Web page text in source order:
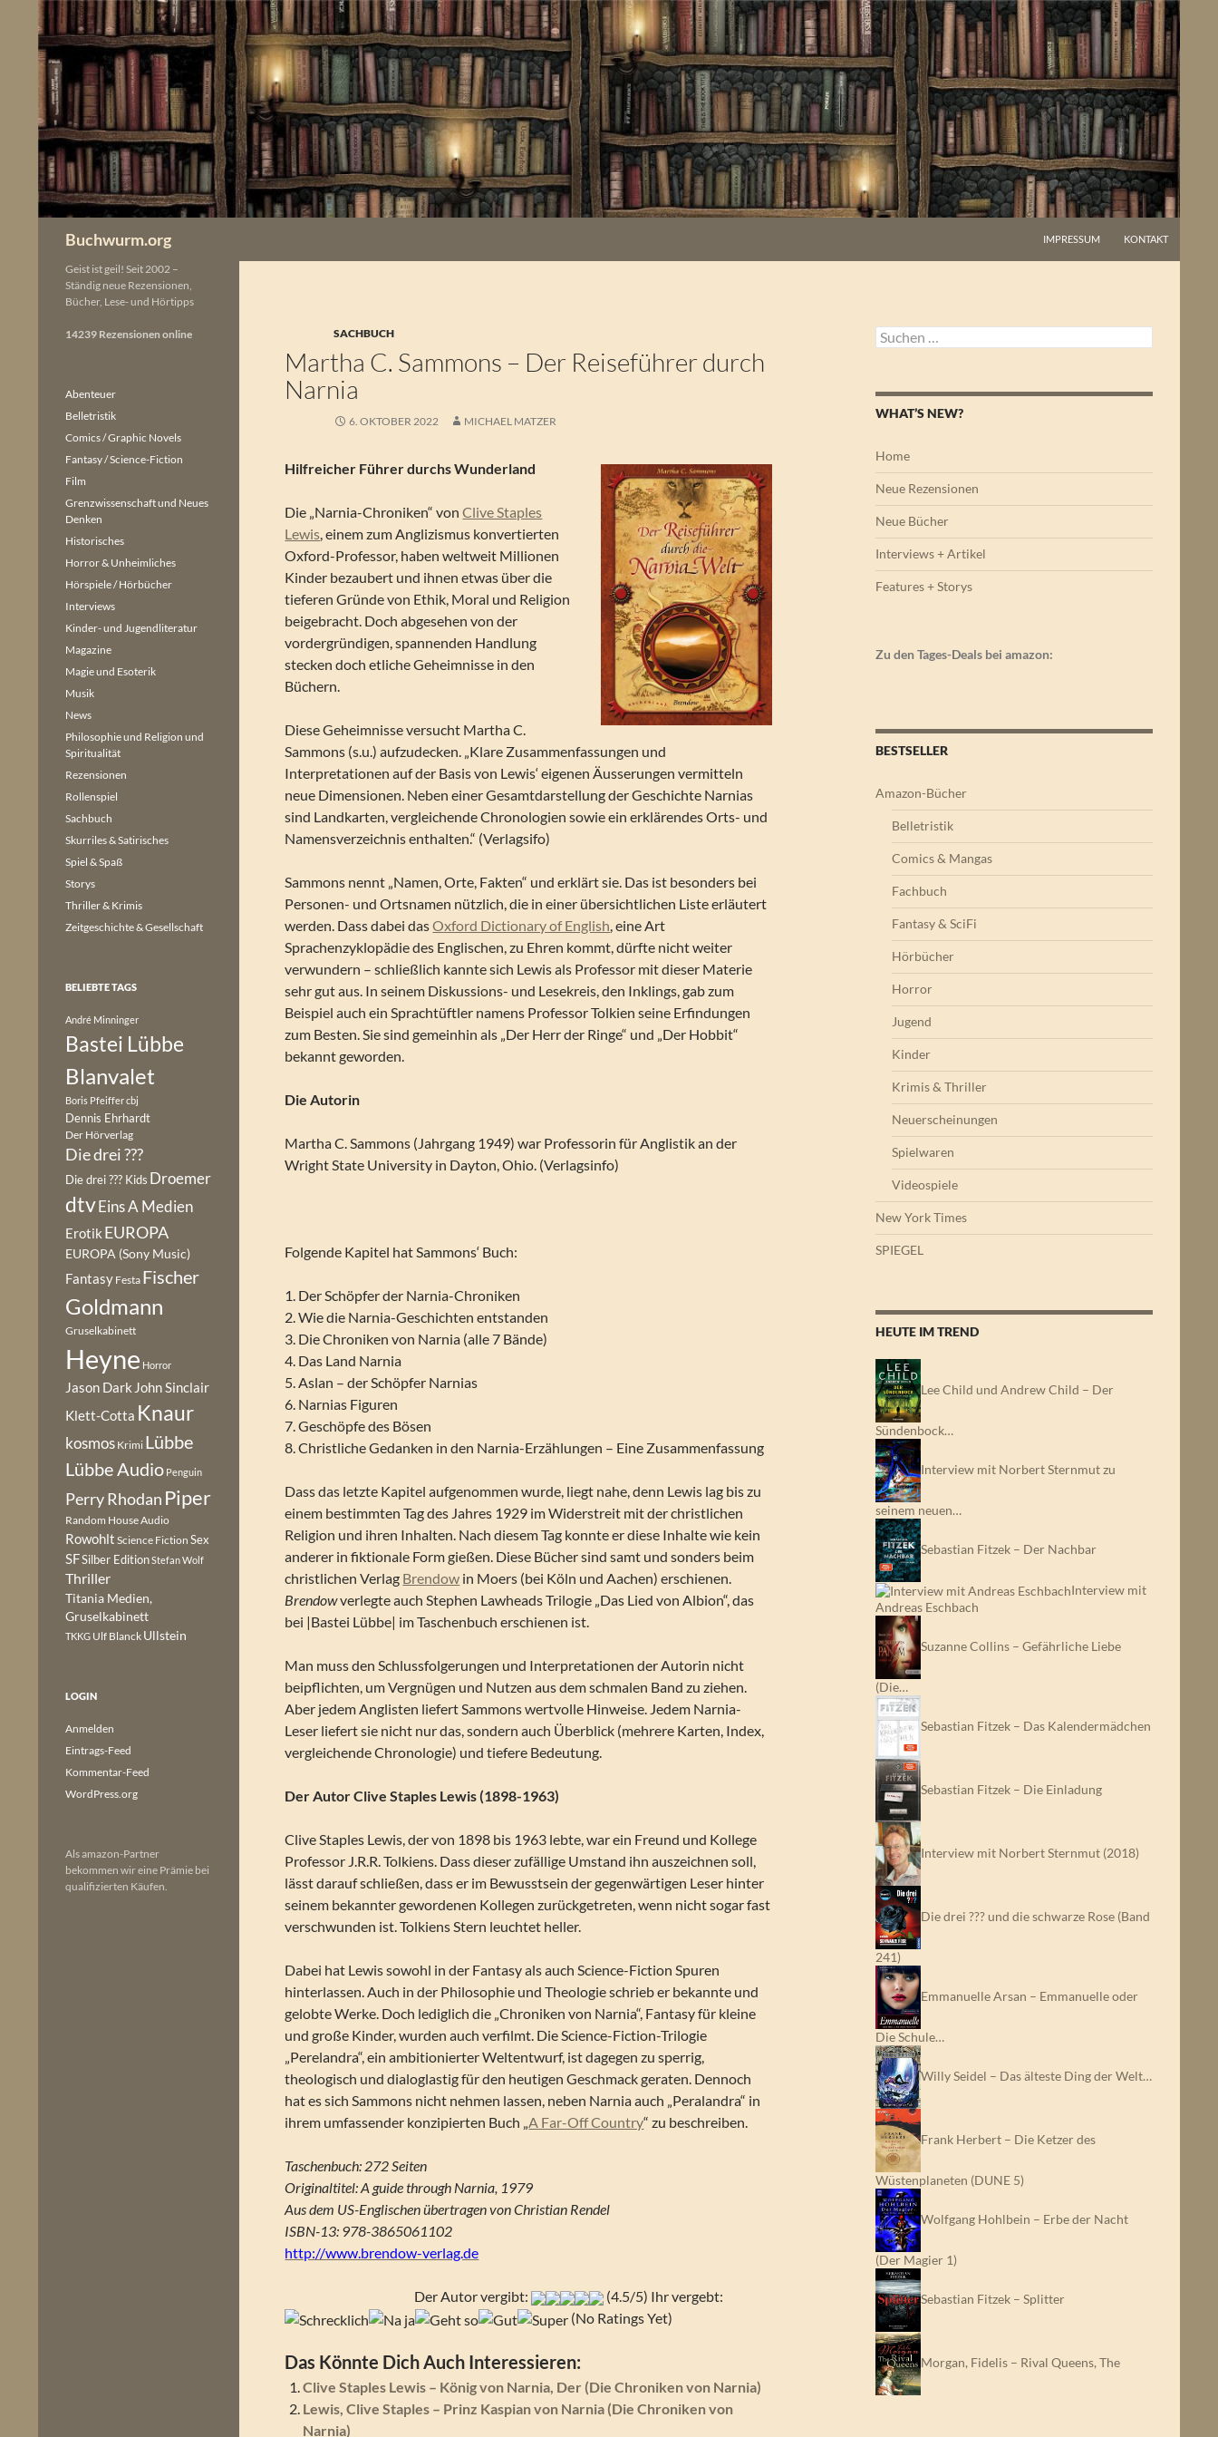
springen
Buchwurm.org IMPRESSUM KONTAKT
SACHBUCH
Martha C. Sammons – Der Reiseführer durch
Narnia
6. OKTOBER 2022 MICHAEL MATZER
Hilfreicher Führer durchs Wunderland
Die „Narnia-Chroniken“ vonClive Staples
Lewis, einem zum Anglizismus konvertierten
Oxford-Professor, haben weltweit Millionen
Kinder bezaubert und ihnen etwas über die
tieferen Gründe von Ethik, Moral und Religion
beigebracht. Doch abgesehen von der
vordergründigen, spannenden Handlung
stecken doch etliche Geheimnisse in den
Büchern.
Diese Geheimnisse versucht Martha C.
Sammons (s.u.) aufzudecken. „Klare Zusammenfassungen und
Interpretationen auf der Basis von Lewis‘ eigenen Äusserungen vermitteln
neue Dimensionen. Neben einer Gesamtdarstellung der Geschichte Narnias
sind Landkarten, vergleichende Chronologien sowie ein erklärendes Orts- und
Namensverzeichnis enthalten.“ (Verlagsifo)
Sammons nennt „Namen, Orte, Fakten“ und erklärt sie. Das ist besonders bei
Personen- und Ortsnamen nützlich, die in einer übersichtlichen Liste erläutert
werden. Dass dabei dasOxford Dictionary of English, eine Art
Sprachenzyklopädie des Englischen, zu Ehren kommt, dürfte nicht weiter
verwundern – schließlich kannte sich Lewis als Professor mit dieser Materie
sehr gut aus. In seinem Diskussions- und Lesekreis, den Inklings, gab zum
Beispiel auch ein Sprachtüftler namens Professor Tolkien seine Erfindungen
zum Besten. Sie sind gemeinhin als „Der Herr der Ringe“ und „Der Hobbit“
bekannt geworden.
Die Autorin
Martha C. Sammons (Jahrgang 1949) war Professorin für Anglistik an der
Wright State University in Dayton, Ohio. (Verlagsinfo)
Folgende Kapitel hat Sammons‘ Buch:
1. Der Schöpfer der Narnia-Chroniken
2. Wie die Narnia-Geschichten entstanden
3. Die Chroniken von Narnia (alle 7 Bände)
4. Das Land Narnia
5. Aslan – der Schöpfer Narnias
6. Narnias Figuren
7. Geschöpfe des Bösen
8. Christliche Gedanken in den Narnia-Erzählungen – Eine Zusammenfassung
Dass das letzte Kapitel aufgenommen wurde, liegt nahe, denn Lewis lag bis zu
einem bestimmten Tag des Jahres 1929 im Widerstreit mit der christlichen
Religion und ihren Inhalten. Nach diesem Tag konnte er diese Inhalte wie kein
anderer in fiktionale Form gießen. Diese Bücher sind samt und sonders beim
christlichen Verlag Brendow in Moers (bei Köln und Aachen) erschienen.
Brendowverlegte auch Stephen Lawheads Trilogie „Das Lied von Albion“, das
bei |Bastei Lübbe| im Taschenbuch erschienen ist.
Man muss den Schlussfolgerungen und Interpretationen der Autorin nicht
beipflichten, um Vergnügen und Nutzen aus dem schmalen Band zu ziehen.
Aber jedem Anglisten liefert Sammons wertvolle Hinweise. Jedem Narnia-
Leser liefert sie nicht nur das, sondern auch Überblick (mehrere Karten, Index,
vergleichende Chronologie) und tiefere Bedeutung.
Der Autor Clive Staples Lewis (1898-1963)
Clive Staples Lewis, der von 1898 bis 1963 lebte, war ein Freund und Kollege
Professor J.R.R. Tolkiens. Dass dieser zufällige Umstand ihn auszeichnen soll,
lässt darauf schließen, dass er im Bewusstsein der gegenwärtigen Leser hinter
seinem bekannter gewordenen Kollegen zurückgetreten, wenn nicht sogar fast
verschwunden ist. Tolkiens Stern leuchtet heller.
Dabei hat Lewis sowohl in der Fantasy als auch Science-Fiction Spuren
hinterlassen. Auch in der Philosophie und Theologie schrieb er bekannte und
gelobte Werke. Doch lediglich die „Chroniken von Narnia“, Fantasy für kleine
und große Kinder, wurden auch verfilmt. Die Science-Fiction-Trilogie
„Perelandra“, ein ambitionierter Weltentwurf, ist dagegen zu sperrig,
theologisch und dialoglastig für den heutigen Geschmack geraten. Dennoch
hat es sich Sammons nicht nehmen lassen, neben Narnia auch „Peralandra“ in
ihrem umfassender konzipierten Buch „A Far-Off Country“ zu beschreiben.
Taschenbuch: 272 Seiten
Originaltitel: A guide through Narnia, 1979
Aus dem US-Englischen übertragen von Christian Rendel
ISBN-13: 978-3865061102
http://www.brendow-verlag.de
Der Autor vergibt:
(4.5/5) Ihr vergebt:
(No Ratings Yet)
Das Könnte Dich Auch Interessieren:
Clive Staples Lewis – König von Narnia, Der (Die Chroniken von Narnia)
Lewis, Clive Staples – Prinz Kaspian von Narnia (Die Chroniken von
Narnia)
Suchen
nach:
WHAT’S NEW?
Home
Neue Rezensionen
Neue Bücher
Interviews + Artikel
Features + Storys
Zu den Tages-Deals bei amazon:
BESTSELLER
Amazon-Bücher
Belletristik
Comics & Mangas
Fachbuch
Fantasy & SciFi
Hörbücher
Horror
Jugend
Kinder
Krimis & Thriller
Neuerscheinungen
Spielwaren
Videospiele
New York Times
SPIEGEL
HEUTE IM TREND
Lee Child und Andrew Child – Der
Sündenbock…
Interview mit Norbert Sternmut zu
seinem neuen…
Sebastian Fitzek – Der Nachbar
Interview mit
Andreas Eschbach
Suzanne Collins – Gefährliche Liebe
(Die…
Sebastian Fitzek – Das Kalendermädchen
Sebastian Fitzek – Die Einladung
Interview mit Norbert Sternmut (2018)
Die drei ??? und die schwarze Rose (Band
241)
Emmanuelle Arsan – Emmanuelle oder
Die Schule…
Willy Seidel – Das älteste Ding der Welt…
Frank Herbert – Die Ketzer des
Wüstenplaneten (DUNE 5)
Wolfgang Hohlbein – Erbe der Nacht
(Der Magier 1)
Sebastian Fitzek – Splitter
Morgan, Fidelis – Rival Queens, The
Geist ist geil! Seit 2002 –
Ständig neue Rezensionen,
Bücher, Lese- und Hörtipps
14239 Rezensionen online
Abenteuer
Belletristik
Comics / Graphic Novels
Fantasy / Science-Fiction
Film
Grenzwissenschaft und Neues
Denken
Historisches
Horror & Unheimliches
Hörspiele / Hörbücher
Interviews
Kinder- und Jugendliteratur
Magazine
Magie und Esoterik
Musik
News
Philosophie und Religion und
Spiritualität
Rezensionen
Rollenspiel
Sachbuch
Skurriles & Satirisches
Spiel & Spaß
Storys
Thriller & Krimis
Zeitgeschichte & Gesellschaft
BELIEBTE TAGS
André Minninger
Bastei Lübbe
Blanvalet
Boris Pfeiffercbj
Dennis Ehrhardt
Der Hörverlag
Die drei ???
Die drei ??? Kids Droemer
dtvEins A Medien
Erotik EUROPA
EUROPA (Sony Music)
Fantasy Festa Fischer
Goldmann
Gruselkabinett
Heyne Horror
Jason Dark John Sinclair
Klett-Cotta Knaur
kosmos Krimi Lübbe
Lübbe Audio Penguin
Perry Rhodan Piper
Random House Audio
Rowohlt Science Fiction Sex
SFSilber EditionStefan Wolf
Thriller
Titania Medien,
Gruselkabinett
TKKG Ulf Blanck Ullstein
LOGIN
Anmelden
Eintrags-Feed
Kommentar-Feed
WordPress.org
Als amazon-Partner
bekommen wir eine Prämie bei
qualifizierten Käufen.